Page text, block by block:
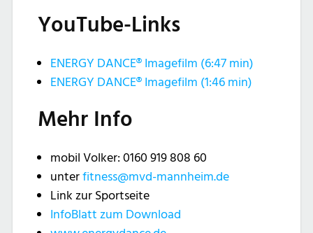
YouTube-Links
ENERGY DANCE® Imagefilm (6:47 min)
ENERGY DANCE® Imagefilm (1:46 min)
Mehr Info
mobil Volker: 0160 919 808 60
unterfitness@mvd-mannheim.de
Link zur Sportseite
InfoBlatt zum Download